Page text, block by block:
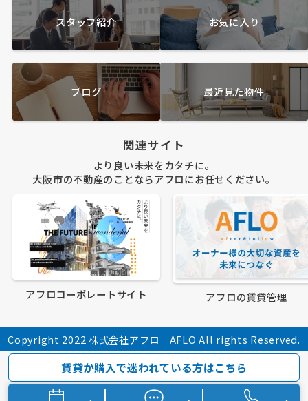
スタッフ紹介 お気に入り
ブログ 最近見た物件
関連サイト
より良い未来をカタチに。
大阪市の不動産のことならアフロにお任せください。
アフロコーポレートサイト アフロの賃貸管理
Copyright 2022 株式会社アフロ AFLO All rights Reserved.
賃貸か購入で迷われている方はこちら